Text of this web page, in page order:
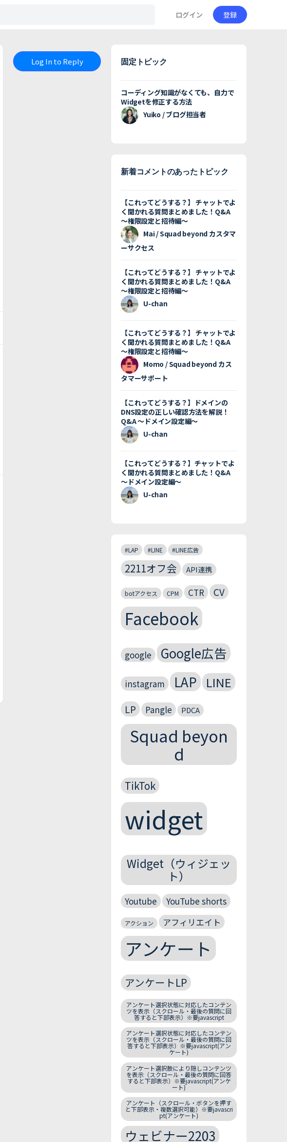
ログイン 登録
Log In to Reply 固定トピック
コーディング知識がなくても、自力で
Widgetを修正する方法
Yuiko / ブログ担当者
新着コメントのあったトピック
【これってどうする？】 チャットでよ
く聞かれる質問まとめました！Q&A
〜権限設定と招待編〜
Mai / Squad beyond カスタマ
ーサクセス
【これってどうする？】 チャットでよ
く聞かれる質問まとめました！Q&A
〜権限設定と招待編〜
U-chan
【これってどうする？】 チャットでよ
く聞かれる質問まとめました！Q&A
〜権限設定と招待編〜
Momo / Squad beyond カス
タマーサポート
【これってどうする？】ドメインの
DNS設定の正しい確認方法を解説！
Q&A 〜ドメイン設定編〜
U-chan
【これってどうする？】チャットでよ
く聞かれる質問まとめました！Q&A
〜ドメイン設定編〜
U-chan
#LAP #LINE #LINE広告
2211オフ会 API連携
botアクセス CPM CTR CV
Facebook
google Google広告
instagram LAP LINE
LP Pangle PDCA
Squad beyon
d
TikTok
widget
Widget（ウィジェッ
ト）
Youtube YouTube shorts
アクション アフィリエイト
アンケート
アンケートLP
アンケート選択状態に対応したコンテン
ツを表示（スクロール・最後の質問に回
答すると下部表示）※要javascript
アンケート選択状態に対応したコンテン
ツを表示（スクロール・最後の質問に回
答すると下部表示）※要javascript(アン
ケート)
アンケート選択肢により隠しコンテンツ
を表示（スクロール・最後の質問に回答
すると下部表示）※要javascript(アンケ
ート)
アンケート（スクロール・ボタンを押す
と下部表示・複数選択可能）※要javascri
pt(アンケート)
ウェビナー2203